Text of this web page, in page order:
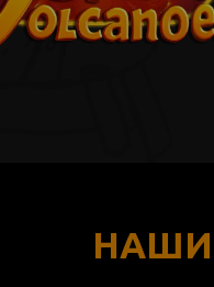
НАШИ